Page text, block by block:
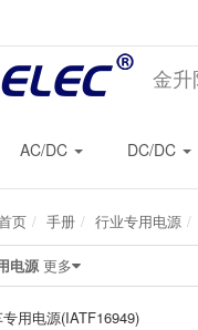
金
AC/DC DC/DC
页 手册 行业专用电源
电源 更多
用电源(IATF16949)